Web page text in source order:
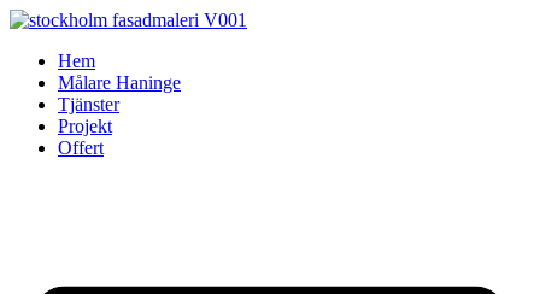
Skip
contentHem
Målare Haninge
Tjänster
Projekt
Offert